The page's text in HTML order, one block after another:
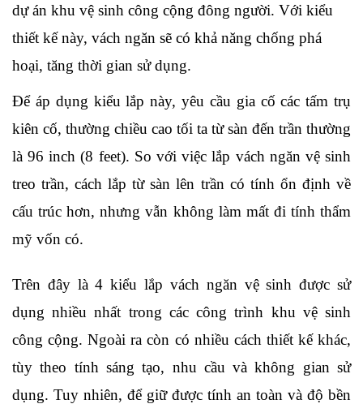
dự án khu vệ sinh công cộng đông người. Với kiểu
thiết kế này, vách ngăn sẽ có khả năng chống phá
hoại, tăng thời gian sử dụng.
Để áp dụng kiểu lắp này, yêu cầu gia cố các tấm trụ
kiên cố, thường chiều cao tối ta từ sàn đến trần thường
là 96 inch (8 feet). So với việc lắp vách ngăn vệ sinh
treo trần, cách lắp từ sàn lên trần có tính ổn định về
cấu trúc hơn, nhưng vẫn không làm mất đi tính thẩm
mỹ vốn có.
Trên đây là 4 kiểu lắp vách ngăn vệ sinh được sử
dụng nhiều nhất trong các công trình khu vệ sinh
công cộng. Ngoài ra còn có nhiều cách thiết kế khác,
tùy theo tính sáng tạo, nhu cầu và không gian sử
dụng. Tuy nhiên, để giữ được tính an toàn và độ bền